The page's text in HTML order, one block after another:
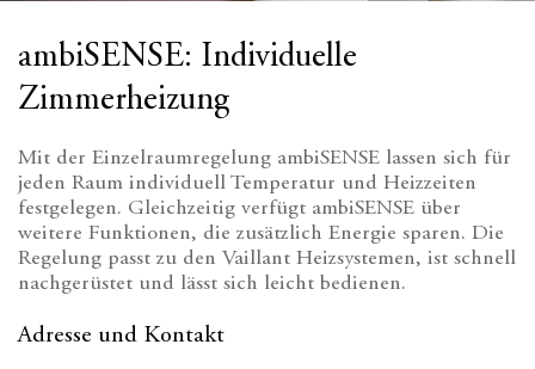
ambiSENSE: Individuelle
Zimmerheizung
Mit der Einzelraumregelung ambiSENSE lassen sich für
jeden Raum individuell Temperatur und Heizzeiten
festgelegen. Gleichzeitig verfügt ambiSENSE über
weitere Funktionen, die zusätzlich Energie sparen. Die
Regelung passt zu den Vaillant Heizsystemen, ist schnell
nachgerüstet und lässt sich leicht bedienen.
Adresse und Kontakt